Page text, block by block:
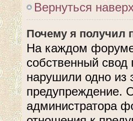
Вернуться
Почему я получил
На каждом
собственный
нарушили одно из
предупреждение.
администратора